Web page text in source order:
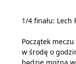
1/4 finału: Lech
Początek
w środę o